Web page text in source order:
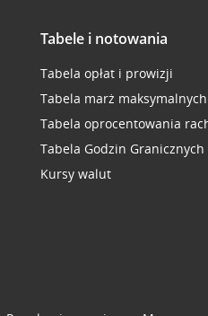
Tabele i notowania
Tabela opłat i prowizji
Tabela marż maksymalnych
Tabela oprocentowania
Tabela Godzin Granicznych
Kursy walut